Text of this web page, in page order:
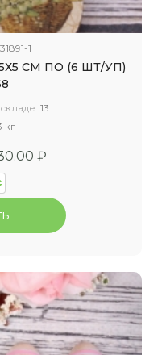
31891-1
СМ ПО (6 ШТ/УП)
13
кг
₽